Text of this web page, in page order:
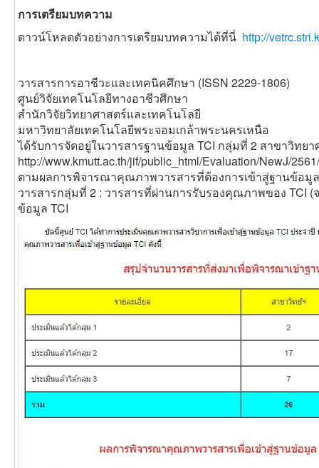
การเตรียมบทความ
ดาวน์โหลดตัวอย่างการเตรียมบทความได้ที่นี่ http://
วารสารการอาชีวะและเทคนิคศึกษา (ISSN 2229-1806)
ศูนย์วิจัยเทคโนโลยีทางอาชีวศึกษา
สำนักวิจัยวิทยาศาสตร์และเทคโนโลยี
มหาวิทยาลัยเทคโนโลยีพระจอมเกล้าพระนครเหนือ
ได้รับการจัดอยู่ในวารสารฐานข้อมูล TCI กลุ่มที่ 2 สาขาวิทย
http://www.kmutt.ac.th/jif/public_html/Evaluation/NewJ/
ตามผลการพิจารณาคุณภาพวารสารที่ต้องการเข้าสู่ฐานข้อมูล
วารสารกลุ่มที่ 2 : วารสารที่ผ่านการรับรองคุณภาพของ TCI
ข้อมูล TCI